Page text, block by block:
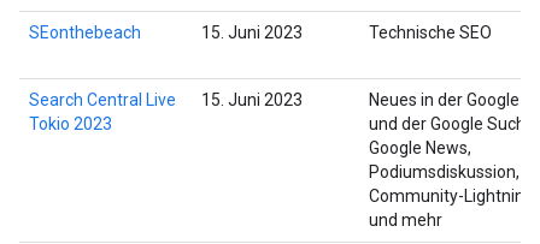
SEonthebeach 15. Juni 2023 Technische SEO
Search Central Live
Tokio 2023
15. Juni 2023
Neues in der Google
und der Google Suche,
Google News,
Podiumsdiskussion,
Community-
und mehr